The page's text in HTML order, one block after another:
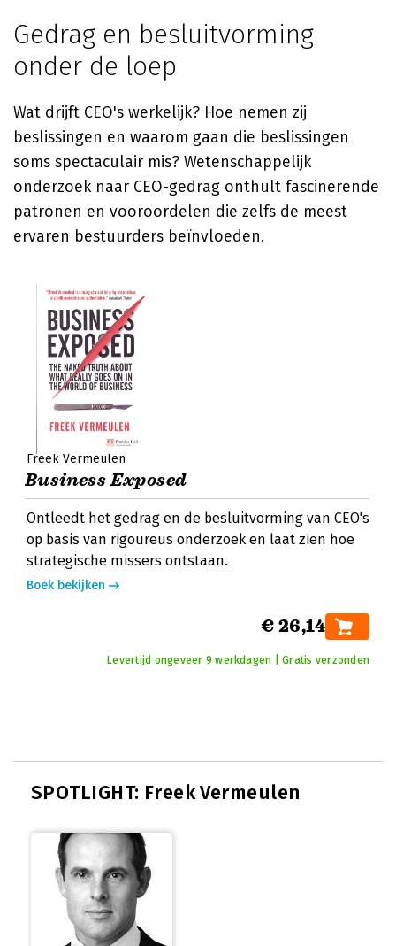
Gedrag en besluitvorming
onder de loep
Wat drijft CEO's werkelijk? Hoe nemen zij
beslissingen en waarom gaan die beslissingen
soms spectaculair mis? Wetenschappelijk
onderzoek naar CEO-gedrag onthult fascinerende
patronen en vooroordelen die zelfs de meest
ervaren bestuurders beïnvloeden.
Freek Vermeulen
Business Exposed
Ontleedt het gedrag en de besluitvorming van CEO's
op basis van rigoureus onderzoek en laat zien hoe
strategische missers ontstaan.
Boek bekijken
€ 26,14
Levertijd ongeveer 9 werkdagen | Gratis verzonden
SPOTLIGHT: Freek Vermeulen